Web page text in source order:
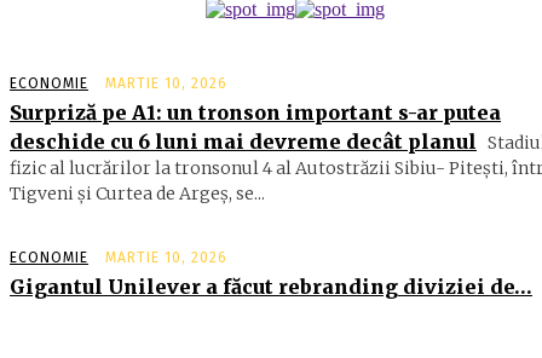
ECONOMIE MARTIE 10, 2026
Surpriză pe A1: un tronson important s-ar putea
deschide cu 6 luni mai devreme decât planul
fizic al lucrărilor la tronsonul 4 al Autostrăzii Sibiu- Piteşti,
Tigveni şi Curtea de Argeş, se...
ECONOMIE MARTIE 10, 2026
Gigantul Unilever a făcut rebranding diviziei de…